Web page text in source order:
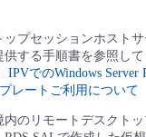
ップセッションホスト
する手順書を参照して
IPVでのWindows Server
レートご利用について
内のリモートデスクト